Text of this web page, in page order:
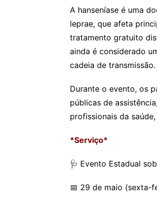
A hanseníase é uma
leprae, que afeta
tratamento gratuito
ainda é considerado
cadeia de transmissão.
Durante o evento, os
públicas de
profissionais da
*Serviço*
🩺 Evento Estadual
📅 29 de maio (sexta-